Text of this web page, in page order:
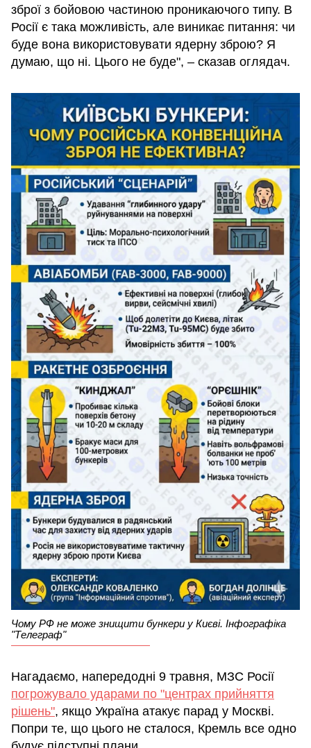
зброї з бойовою частиною проникаючого типу. В
Росії є така можливість, але виникає питання: чи
буде вона використовувати ядерну зброю? Я
думаю, що ні. Цього не буде", – сказав оглядач.
Чому РФ не може знищити бункери у Києві. Інфографіка
"Телеграф"
Нагадаємо, напередодні 9 травня, МЗС Росії
погрожувало ударами по "центрах прийняття
рішень", якщо Україна атакує парад у Москві.
Попри те, що цього не сталося, Кремль все одно